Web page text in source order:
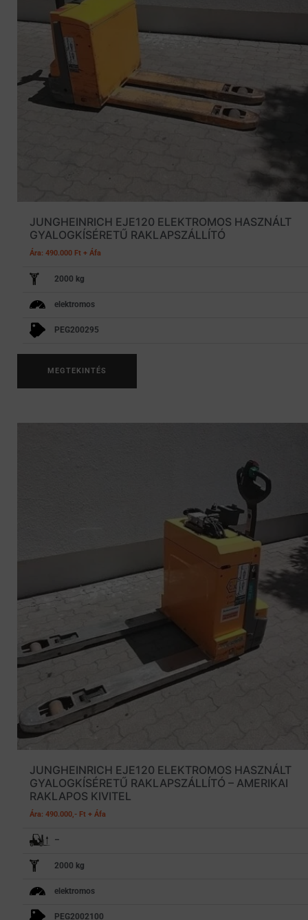
JUNGHEINRICH EJE120 ELEKTROMOS HASZNÁLT
GYALOGKÍSÉRETŰ RAKLAPSZÁLLÍTÓ
Ára: 490.000 Ft + Áfa
2000 kg
elektromos
PEG200295
MEGTEKINTÉS
JUNGHEINRICH EJE120 ELEKTROMOS HASZNÁLT
GYALOGKÍSÉRETŰ RAKLAPSZÁLLÍTÓ – AMERIKAI
RAKLAPOS KIVITEL
Ára: 490.000,- Ft + Áfa
–
2000 kg
elektromos
PEG2002100